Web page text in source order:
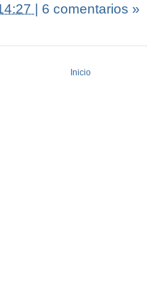
| 6 comentarios »
Inicio